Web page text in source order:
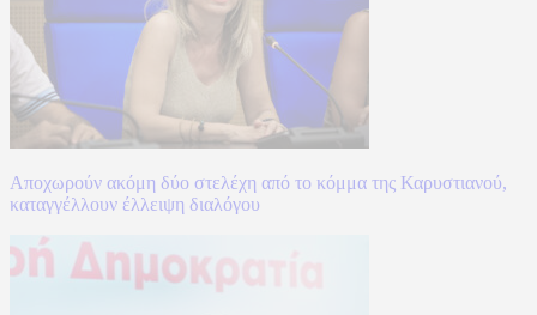
Αποχωρούν ακόμη δύο στελέχη από το κόμμα της Καρυστιανού,
καταγγέλλουν έλλειψη διαλόγου